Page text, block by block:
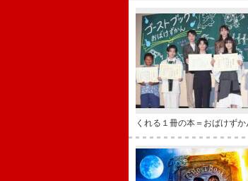
くれる１冊の本＝おばけずか